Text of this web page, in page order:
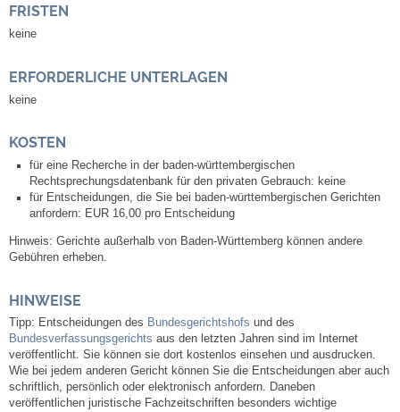
Gemeinderat
Sitzungsberichte
Ratsinfo
Gutachterausschuss
Leben
Bauen & Wohnen
FRISTEN
keine
ERFORDERLICHE UNTERLAGEN
keine
KOSTEN
für eine Recherche in der baden-württembergischen
Rechtsprechungsdatenbank für den privaten Gebrauch: keine
für Entscheidungen, die Sie bei baden-württembergischen Gerichten
anfordern: EUR 16,00 pro Entscheidung
Hinweis: Gerichte außerhalb von Baden-Württemberg können andere
Gebühren erheben.
HINWEISE
Tipp: Entscheidungen des Bundesgerichtshofs und des
Bundesverfassungsgerichts aus den letzten Jahren sind im Internet
veröffentlicht. Sie können sie dort kostenlos einsehen und ausdrucken.
Wie bei jedem anderen Gericht können Sie die Entscheidungen aber auch
schriftlich, persönlich oder elektronisch anfordern. Daneben
veröffentlichen juristische Fachzeitschriften besonders wichtige